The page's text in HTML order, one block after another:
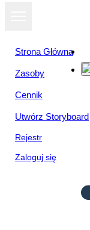
Strona Główna
Zasoby
Cennik
Utwórz Storyboard
Rejestr
Zaloguj się